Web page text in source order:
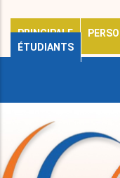
PRINCIPALE
ÉTUDIANTS